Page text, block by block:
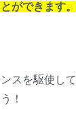
ができます。
スを駆使して
！